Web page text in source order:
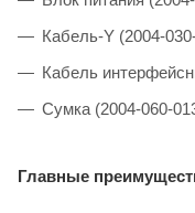
Кабель-Y (2004-
Кабель
Сумка (2004-060-
Главные